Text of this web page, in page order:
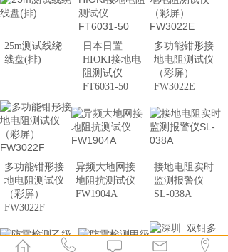
25m测试线绕
线盘(排)
日本日置
HIOKI接地电
阻测试仪
FT6031-50
多功能钳形接
地电阻测试仪
（彩屏）
FW3022E
多功能钳形接
地电阻测试仪
（彩屏）
FW3022F
异频大地网接
地阻抗测试仪
FW1904A
接地电阻实时
监测报警仪
SL-038A